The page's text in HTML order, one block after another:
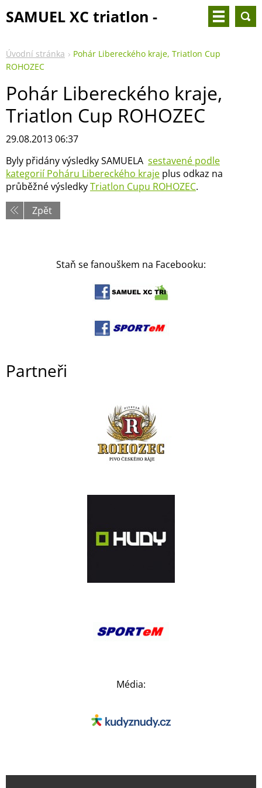
SAMUEL XC triatlon -
Úvodní stránka
Pohár Libereckého kraje, Triatlon Cup
ROHOZEC
Pohár Libereckého kraje,
Triatlon Cup ROHOZEC
29.08.2013 06:37
Byly přidány výsledky SAMUELA sestavené podle
kategorií Poháru Libereckého kraje plus odkaz na
průběžné výsledkyTriatlon Cupu ROHOZEC.
Zpět
Staň se fanouškem na Facebooku:
Partneři
Média: